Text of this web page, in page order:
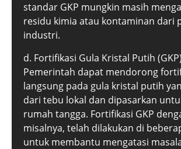
standar GKP mungkin masih
residu kimia atau kontaminan dari
industri.
d. Fortifikasi Gula Kristal Putih
Pemerintah dapat mendorong
langsung pada gula kristal putih
dari tebu lokal dan dipasarkan
rumah tangga. Fortifikasi GKP
misalnya, telah dilakukan di
untuk membantu mengatasi